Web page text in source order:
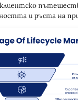
и ръста на